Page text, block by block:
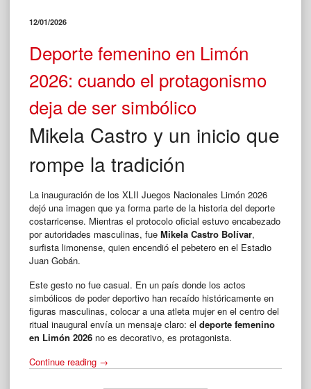
12/01/2026
Deporte femenino en Limón
2026: cuando el protagonismo
deja de ser simbólico
Mikela Castro y un inicio que
rompe la tradición
La inauguración de los XLII Juegos Nacionales Limón 2026
dejó una imagen que ya forma parte de la historia del deporte
costarricense. Mientras el protocolo oficial estuvo encabezado
por autoridades masculinas, fue Mikela Castro Bolívar,
surfista limonense, quien encendió el pebetero en el Estadio
Juan Gobán.
Este gesto no fue casual. En un país donde los actos
simbólicos de poder deportivo han recaído históricamente en
figuras masculinas, colocar a una atleta mujer en el centro del
ritual inaugural envía un mensaje claro: el deporte femenino
en Limón 2026 no es decorativo, es protagonista.
Continue reading “Deporte
→